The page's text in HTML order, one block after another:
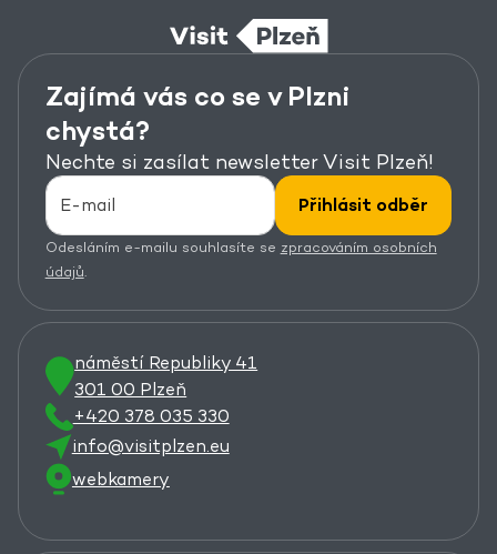
Zajímá vás co se v Plzni
chystá?
Nechte si zasílat newsletter Visit Plzeň!
Přihlásit odběr
Odesláním e-mailu souhlasíte se zpracováním osobních
údajů.
náměstí Republiky 41
301 00 Plzeň
+420 378 035 330
info@visitplzen.eu
webkamery